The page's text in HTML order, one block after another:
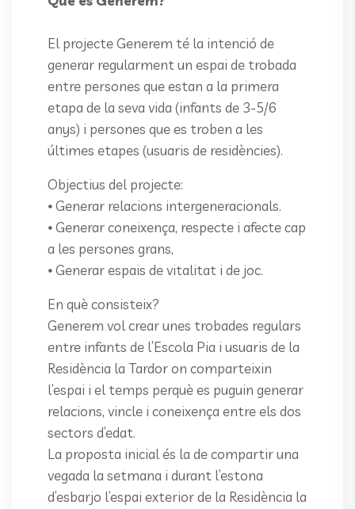
El projecte Generem té la intenció de
generar regularment un espai de trobada
entre persones que estan a la primera
etapa de la seva vida (infants de 3-5/6
anys) i persones que es troben a les
últimes etapes (usuaris de residències).
Objectius del projecte:
⦁ Generar relacions intergeneracionals.
⦁ Generar coneixença, respecte i afecte cap
a les persones grans,
⦁ Generar espais de vitalitat i de joc.
En què consisteix?
Generem vol crear unes trobades regulars
entre infants de l’Escola Pia i usuaris de la
Residència la Tardor on comparteixin
l’espai i el temps perquè es puguin generar
relacions, vincle i coneixença entre els dos
sectors d’edat.
La proposta inicial és la de compartir una
vegada la setmana i durant l’estona
d’esbarjo l’espai exterior de la Residència la